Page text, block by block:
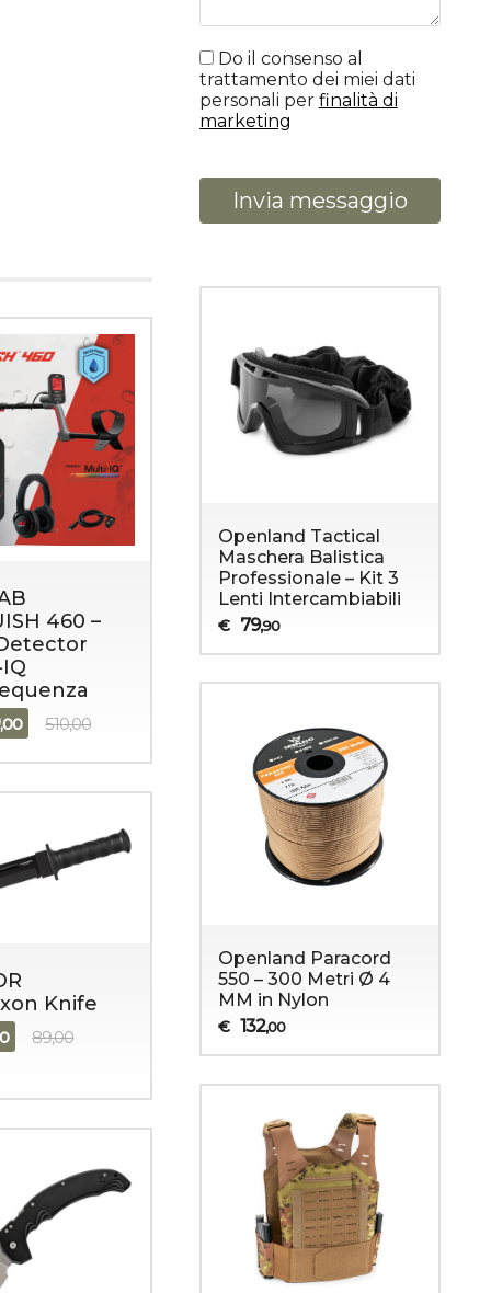
460 –
,00 510,00
Knife
89,00
Dispositivi di protezione
Do il consenso al
trattamento dei miei dati
personali per finalità di
marketing
Invia messaggio
Openland Tactical
Maschera Balistica
Professionale – Kit 3
Lenti Intercambiabili
€ 79,90
Openland Paracord
550 – 300 Metri Ø 4
MM in Nylon
€ 132,00